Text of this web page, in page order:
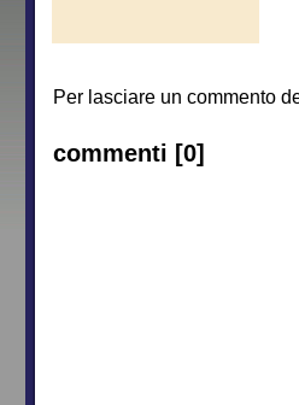
Per lasciare un commento
commenti [0]